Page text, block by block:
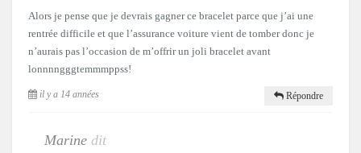
Alors je pense que je devrais gagner ce bracelet parce que j’ai une
rentrée difficile et que l’assurance voiture vient de tomber donc je
n’aurais pas l’occasion de m’offrir un joli bracelet avant
lonnnngggtemmmppss!
il y a 14 années Répondre
Marine dit